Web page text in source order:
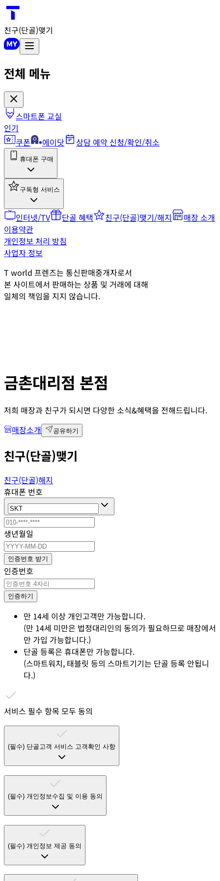
친구(단골)맺기
전체 메뉴
스마트폰 교실
인기
쿠폰
에이닷 상담 예약 신청/확인/취소
휴대폰 구매
구독형 서비스
인터넷/TV 단골 혜택 친구(단골)맺기/해지
매장 소개
이용약관
개인정보 처리 방침
사업자 정보
T world 프렌즈는 통신판매중개자로서
본 사이트에서 판매하는 상품 및 거래에 대해
일체의 책임을 지지 않습니다.
금촌대리점 본점
저희 매장과 친구가 되시면 다양한 소식&혜택을 전해드립니다.
매장소개
공유하기
친구(단골)맺기
친구(단골)해지
휴대폰 번호
생년월일
인증번호 받기
인증번호
인증하기
만 14세 이상 개인고객만 가능합니다.
(만 14세 미만은 법정대리인의 동의가 필요하므로 매장에서
만 가입 가능합니다.)
단골 등록은 휴대폰만 가능합니다.
(스마트워치, 태블릿 등의 스마트기기는 단골 등록 안됩니
다.)
서비스 필수 항목 모두 동의
(필수) 단골고객 서비스 고객확인 사항
(필수) 개인정보수집 및 이용 동의
(필수) 개인정보 제공 동의